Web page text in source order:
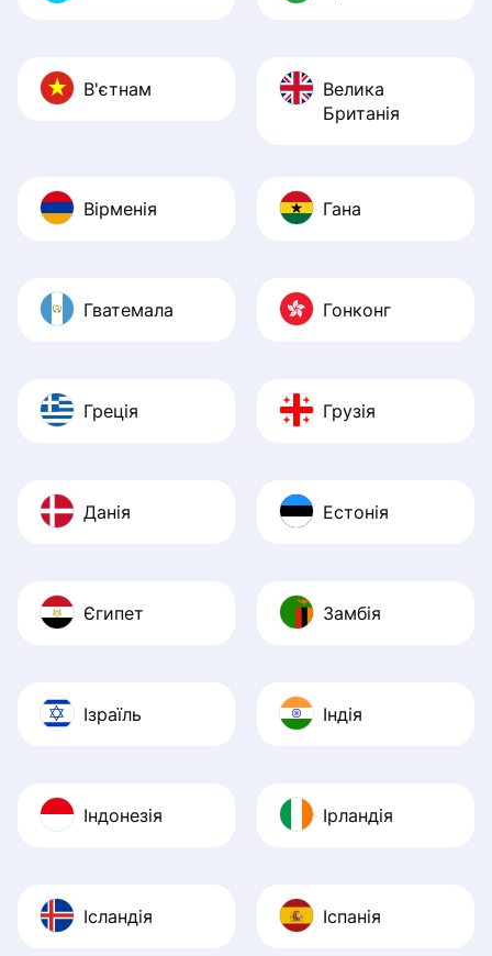
В'єтнам
Велика
Британія
Вірменія Гана
Гватемала Гонконг
Греція Грузія
Данія Естонія
Єгипет Замбія
Ізраїль Індія
Індонезія Ірландія
Ісландія Іспанія